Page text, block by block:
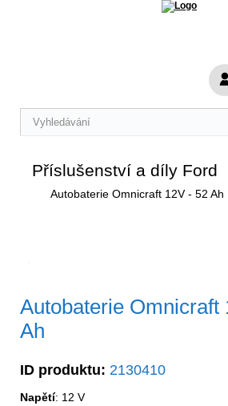
Příslušenství a díly Ford
Autobaterie Omnicraft 12V - 52 Ah
Autobaterie Omnicraft
Ah
ID produktu: 2130410
Napětí: 12 V